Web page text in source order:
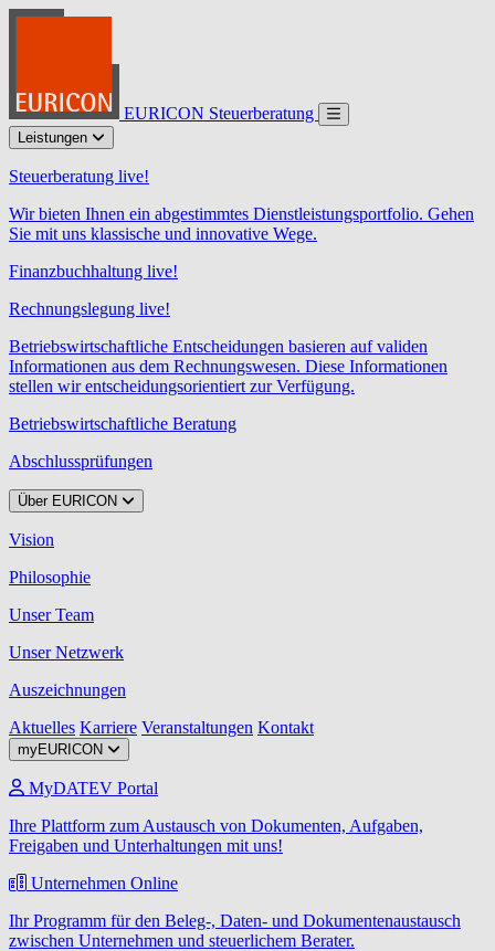
EURICON Steuerberatung
Leistungen
Steuerberatung live!
Wir bieten Ihnen ein abgestimmtes Dienstleistungsportfolio. Gehen
Sie mit uns klassische und innovative Wege.
Finanzbuchhaltung live!
Rechnungslegung live!
Betriebswirtschaftliche Entscheidungen basieren auf validen
Informationen aus dem Rechnungswesen. Diese Informationen
stellen wir entscheidungsorientiert zur Verfügung.
Betriebswirtschaftliche Beratung
Abschlussprüfungen
Über EURICON
Vision
Philosophie
Unser Team
Unser Netzwerk
Auszeichnungen
Aktuelles Karriere Veranstaltungen Kontakt
myEURICON
MyDATEV Portal
Ihre Plattform zum Austausch von Dokumenten, Aufgaben,
Freigaben und Unterhaltungen mit uns!
Unternehmen Online
Ihr Programm für den Beleg-, Daten- und Dokumentenaustausch
zwischen Unternehmen und steuerlichem Berater.